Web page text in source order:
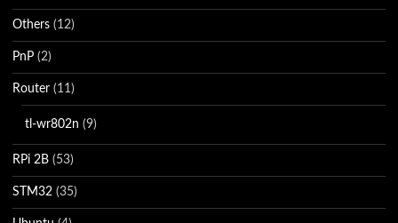
Others (12)
PnP (2)
Router (11)
tl-wr802n (9)
RPi 2B (53)
STM32 (35)